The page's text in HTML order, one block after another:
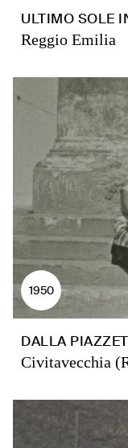
ULTIMO SOLE
Reggio Emilia
1950
DALLA
Civitavecchia